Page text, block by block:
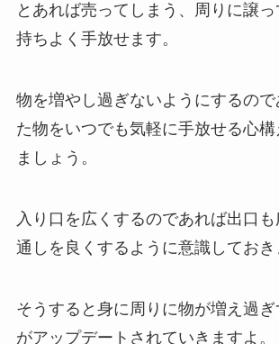
とあれば売ってしまう、周りに譲
持ちよく手放せます。
物を増やし過ぎないようにするの
た物をいつでも気軽に手放せる心構
ましょう。
入り口を広くするのであれば出口
通しを良くするように意識しておき
そうすると身に周りに物が増え過
がアップデートされていきますよ。